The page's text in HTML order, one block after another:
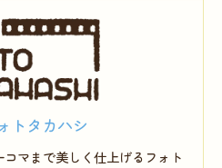
トタカハシ
マまで美しく仕上げるフォト